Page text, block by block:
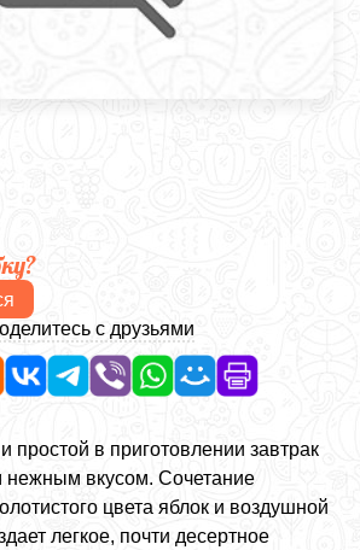
с друзьями
простой в приготовлении завтрак
нежным вкусом. Сочетание
цвета яблок и воздушной
легкое, почти десертное